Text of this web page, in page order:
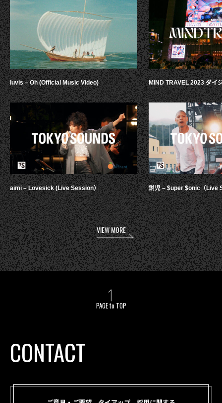
luvis – Oh (Official Music Video)
aimi – Lovesick (Live Session）
MIND TRAVEL 2023 ダイ
鋭児 – $uper $onic（Live
VIEW MORE
PAGE to TOP
CONTACT